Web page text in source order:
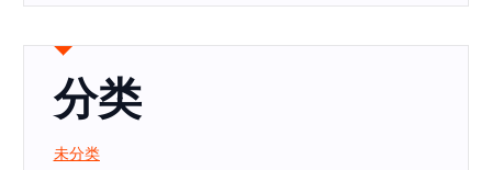
分类
未分类